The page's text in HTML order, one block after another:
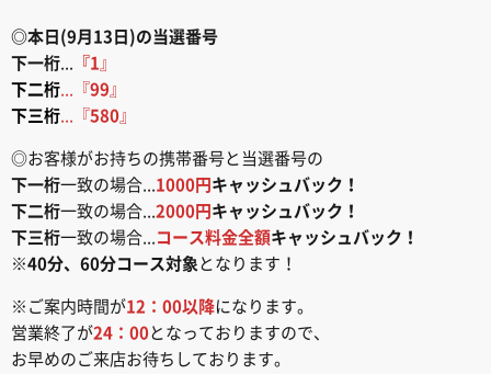
◎本日(9月13日)の当選番号
下一桁... 『1 』
下二桁...『99 』
下三桁...『580 』
◎お客様がお持ちの携帯番号と当選番号の
下一桁一致の場合...1000円 キャッシュバック！
下二桁一致の場合...2000円 キャッシュバック！
下三桁一致の場合... コース料金全額キャッシュバック！
※40分、60分コース対象 となります！
※ご案内時間が12：00以降になります。
営業終了が24：00となっておりますので、
お早めのご来店お待ちしております。